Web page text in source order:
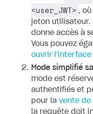
<user_JWT> , où
jeton
donne accès à
Vous pouvez
ouvrir
Mode simplifié
mode est
authentifiés et
pour la vente de
la requête doit